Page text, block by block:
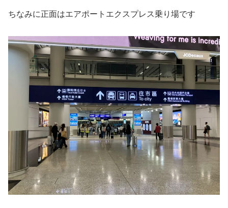
ちなみに正面はエアポートエクスプレス乗り場です